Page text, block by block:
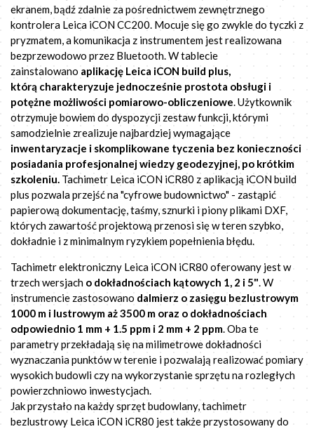
ekranem, bądź zdalnie za pośrednictwem zewnętrznego
kontrolera Leica iCON CC200. Mocuje się go zwykle do tyczki z
pryzmatem, a komunikacja z instrumentem jest realizowana
bezprzewodowo przez Bluetooth. W tablecie
zainstalowano aplikację Leica iCON build plus,
którą charakteryzuje jednocześnie prostota obsługi i
potężne możliwości pomiarowo-obliczeniowe . Użytkownik
otrzymuje bowiem do dyspozycji zestaw funkcji, którymi
samodzielnie zrealizuje najbardziej wymagające
inwentaryzacje i skomplikowane tyczenia bez konieczności
posiadania profesjonalnej wiedzy geodezyjnej, po krótkim
szkoleniu. Tachimetr Leica iCON iCR80 z aplikacją iCON build
plus pozwala przejść na "cyfrowe budownictwo" - zastąpić
papierową dokumentację, taśmy, sznurki i piony plikami DXF,
których zawartość projektową przenosi się w teren szybko,
dokładnie i z minimalnym ryzykiem popełnienia błędu.
Tachimetr elektroniczny Leica iCON iCR80 oferowany jest w
trzech wersjach o dokładnościach kątowych 1, 2 i 5" . W
instrumencie zastosowano dalmierz o zasięgu bezlustrowym
1000 m i lustrowym aż 3500 m oraz o dokładnościach
odpowiednio 1 mm + 1.5 ppm i 2 mm + 2 ppm . Oba te
parametry przekładają się na milimetrowe dokładności
wyznaczania punktów w terenie i pozwalają realizować pomiary
wysokich budowli czy na wykorzystanie sprzętu na rozległych
powierzchniowo inwestycjach.
Jak przystało na każdy sprzęt budowlany, tachimetr
bezlustrowy Leica iCON iCR80 jest także przystosowany do